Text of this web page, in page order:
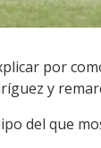
por
y
del que